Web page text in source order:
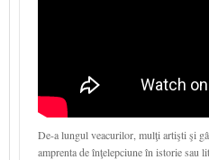
De-a lungul veacurilor, mulţi artişti şi
amprenta de înţelepciune în istorie sau